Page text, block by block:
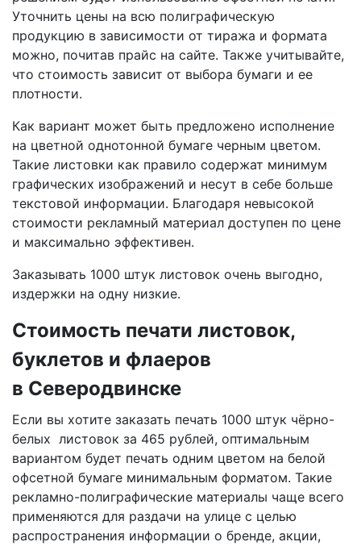
Уточнить цены на всю полиграфическую
продукцию в зависимости от тиража и формата
можно, почитав прайс на сайте. Также учитывайте,
что стоимость зависит от выбора бумаги и ее
плотности.
Как вариант может быть предложено исполнение
на цветной однотонной бумаге черным цветом.
Такие листовки как правило содержат минимум
графических изображений и несут в себе больше
текстовой информации. Благодаря невысокой
стоимости рекламный материал доступен по цене
и максимально эффективен.
Заказывать 1000 штук листовок очень выгодно,
издержки на одну низкие.
Стоимость печати листовок,
буклетов и флаеров
в Северодвинске
Если вы хотите заказать печать 1000 штук чёрно-
белых листовок за 465 рублей, оптимальным
вариантом будет печать одним цветом на белой
офсетной бумаге минимальным форматом. Такие
рекламно-полиграфические материалы чаще всего
применяются для раздачи на улице с целью
распространения информации о бренде, акции,